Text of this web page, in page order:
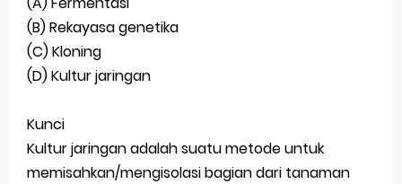
(B) Rekayasa genetika
(C) Kloning
(D) Kultur jaringan
Kunci
Kultur jaringan adalah suatu metode untuk
memisahkan/mengisolasi bagian dari tanaman